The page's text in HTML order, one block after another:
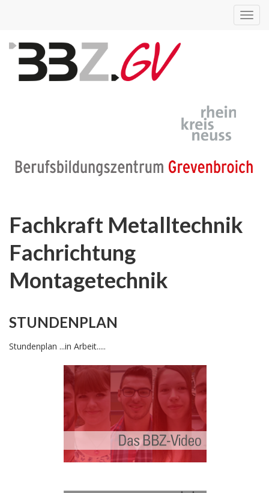
Fachkraft Metalltechnik
Fachrichtung
Montagetechnik
STUNDENPLAN
Stundenplan ...in Arbeit.....